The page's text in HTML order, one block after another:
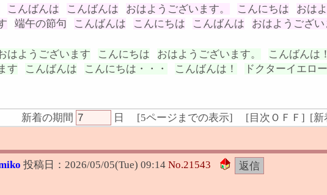
こんばんは こんばんは おはようございます。 こんにちは おは
端午の節句 こんばんは こんにちは こんばんは おはようござい
はようございます こんにちは おはようございます。 こんばんは！
す こんばんは こんにちは・・・ こんばんは！ ドクターイエロー
新着の期間
日 [5ページまでの表示] [ 目次ＯＦＦ ] [新
投稿日： 2026/05/05(Tue) 09:14 No.21543